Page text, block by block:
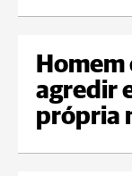
agredir
própria